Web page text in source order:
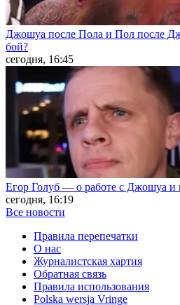
Джошуа после Пола и Пол после
бой?
сегодня, 16:45
Егор Голуб — о работе с Джошуа и
сегодня, 16:19
Все новости
Правила перепечатки
О нас
Журналистская хартия
Обратная связь
Правила использования
Polska wersja Vringe